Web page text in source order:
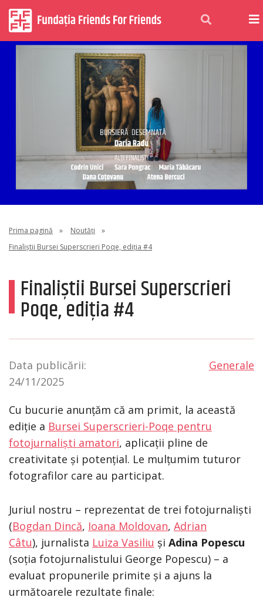
Prima pagină » Noutăți
»
Finaliștii Bursei Superscrieri Poqe, ediția #4
Finaliștii Bursei Superscrieri
Poqe, ediția #4
Data publicării:
24/11/2025
Generale
Cu bucurie anunțăm că am primit, la această
ediție a Bursei Superscrieri-Poqe pentru
fotojurnaliști amatori, aplicații pline de
creativitate și potențial. Le mulțumim tuturor
fotografilor care au participat.
Juriul nostru – reprezentat de trei fotojurnaliști
(Bogdan Dincă, Ioana Moldovan, Adrian
Câtu), jurnalista Luiza Vasiliu și Adina Popescu
(soția fotojurnalistului George Popescu) – a
evaluat propunerile primite și a ajuns la
următoarele rezultate finale: